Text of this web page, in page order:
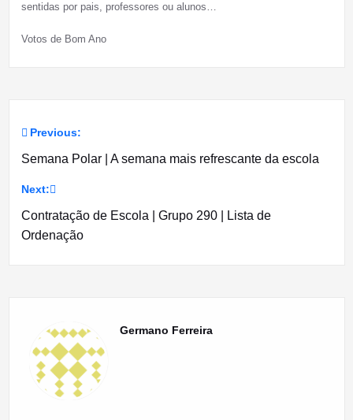
sentidas por pais, professores ou alunos…
Votos de Bom Ano
Navegação
artigos
Previous:
Semana Polar | A semana mais refrescante da escola
Next:
Contratação de Escola | Grupo 290 | Lista de
Ordenação
Germano Ferreira